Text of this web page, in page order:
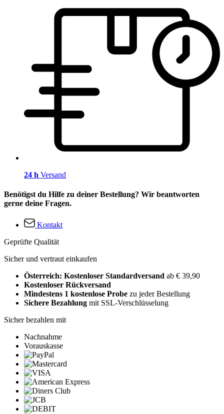
24 h Versand
Benötigst du Hilfe zu deiner Bestellung? Wir beantworten
gerne deine Fragen.
Kontakt
Geprüfte Qualität
Sicher und vertraut einkaufen
Österreich: Kostenloser Standardversand ab € 39,90
Kostenloser Rückversand
Mindestens 1 kostenlose Probe zu jeder Bestellung
Sichere Bezahlung mit SSL-Verschlüsselung
Sicher bezahlen mit
Nachnahme
Vorauskasse